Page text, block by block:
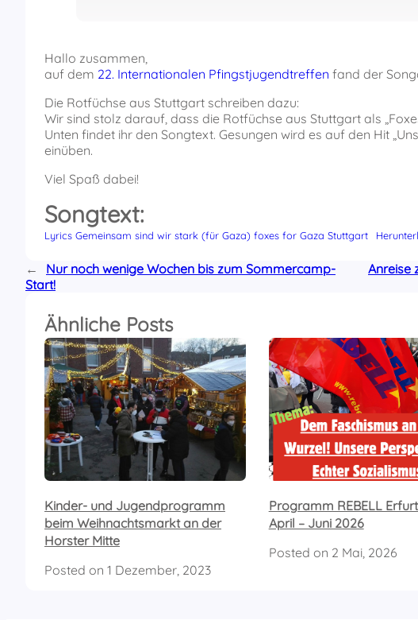
Hallo zusammen,
auf dem 22. Internationalen Pfingstjugendtreffen fand der
Die Rotfüchse aus Stuttgart schreiben dazu:
Wir sind stolz darauf, dass die Rotfüchse aus Stuttgart als
Unten findet ihr den Songtext. Gesungen wird es auf den Hit
einüben.
Viel Spaß dabei!
Songtext:
Lyrics Gemeinsam sind wir stark (für Gaza) foxes for Gaza Stuttgart
←
Nur noch wenige Wochen bis zum Sommercamp-
Start!
Anreise
Ähnliche Posts
Kinder- und Jugendprogramm
beim Weihnachtsmarkt an der
Horster Mitte
Posted on 1 Dezember, 2023
Programm REBELL
April – Juni 2026
Posted on 2 Mai, 2026